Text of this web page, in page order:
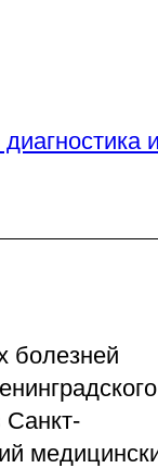
и
болезней
Санкт-